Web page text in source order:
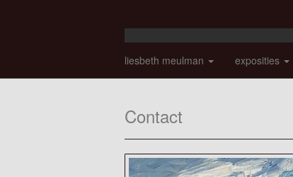
liesbeth meulman exposities
Contact